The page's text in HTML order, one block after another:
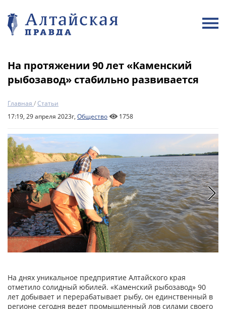
На протяжении 90 лет «Каменский
рыбозавод» стабильно развивается
Главная /Статьи
17:19, 29 апреля 2023г, Общество 1758
На днях уникальное предприятие Алтайского края
отметило солидный юбилей. «Каменский рыбозавод» 90
лет добывает и перерабатывает рыбу, он единственный в
регионе сегодня ведет промышленный лов силами своего